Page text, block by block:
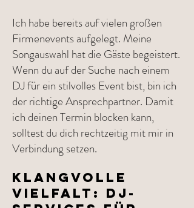
Ich habe bereits auf vielen großen
Firmenevents aufgelegt. Meine
Songauswahl hat die Gäste begeistert.
Wenn du auf der Suche nach einem
DJ für ein stilvolles Event bist, bin ich
der richtige Ansprechpartner. Damit
ich deinen Termin blocken kann,
solltest du dich rechtzeitig mit mir in
Verbindung setzen.
Klangvolle
Vielfalt: DJ-